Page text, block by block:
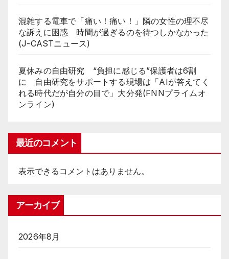
混雑する電車で「痛い！痛い！」隣の女性の理不尽
な訴えに困惑 時間が過ぎるのを待つしかなかった
(J-CASTニュース)
夏休みの自由研究 “負担に感じる”保護者は6割
に 自由研究をサポートする現場は「AIが答えてく
れる時代だが自分の目で」大分発(FNNプライムオ
ンライン)
最近のコメント
表示できるコメントはありません。
アーカイブ
2026年8月